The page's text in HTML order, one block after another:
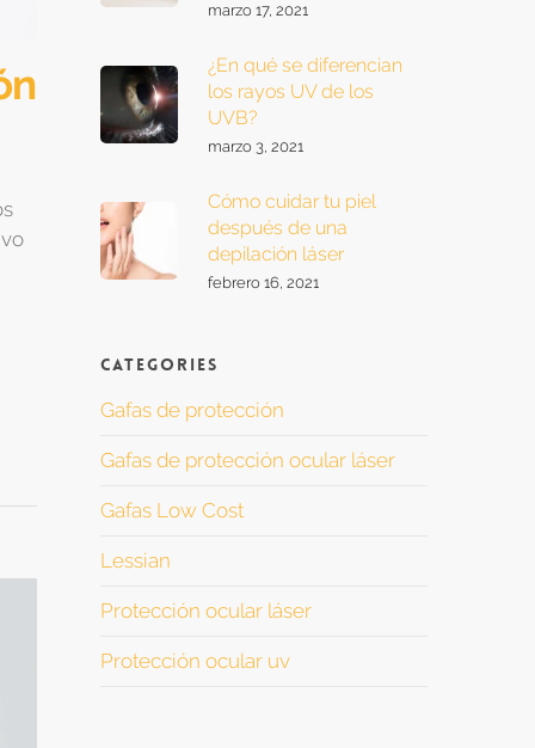
marzo 17, 2021
¿En qué se diferencian
los rayos UV de los
UVB?
marzo 3, 2021
Cómo cuidar tu piel
después de una
depilación láser
febrero 16, 2021
Categories
Gafas de protección
Gafas de protección ocular láser
Gafas Low Cost
Lessian
Protección ocular láser
Protección ocular uv